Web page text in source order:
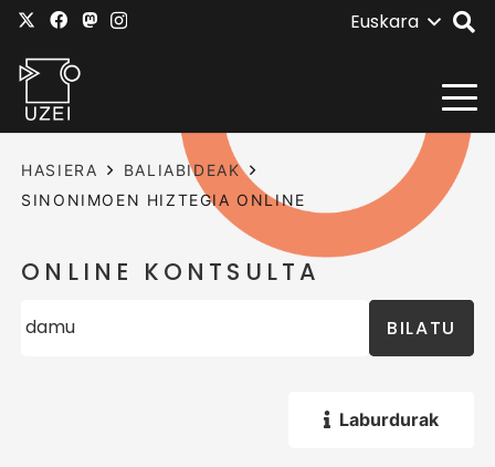
Euskara
HASIERA
BALIABIDEAK
SINONIMOEN HIZTEGIA ONLINE
ONLINE KONTSULTA
BILATU
Laburdurak